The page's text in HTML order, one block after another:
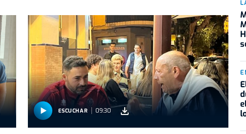
ESCUCHAR 09:30